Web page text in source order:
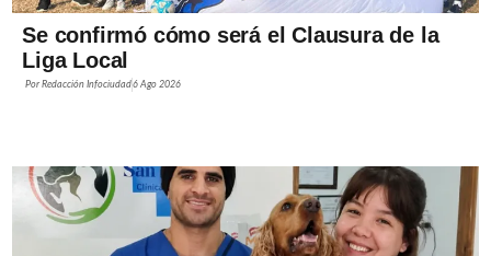
Se confirmó cómo será el Clausura de la
Liga Local
PorRedacción Infociudad6 Ago 2026